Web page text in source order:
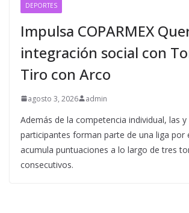
DEPORTES
Impulsa COPARMEX
integración social con
Tiro con Arco
agosto 3, 2026 admin
Además de la competencia individual, las y
participantes forman parte de una liga por
acumula puntuaciones a lo largo de tres
consecutivos.